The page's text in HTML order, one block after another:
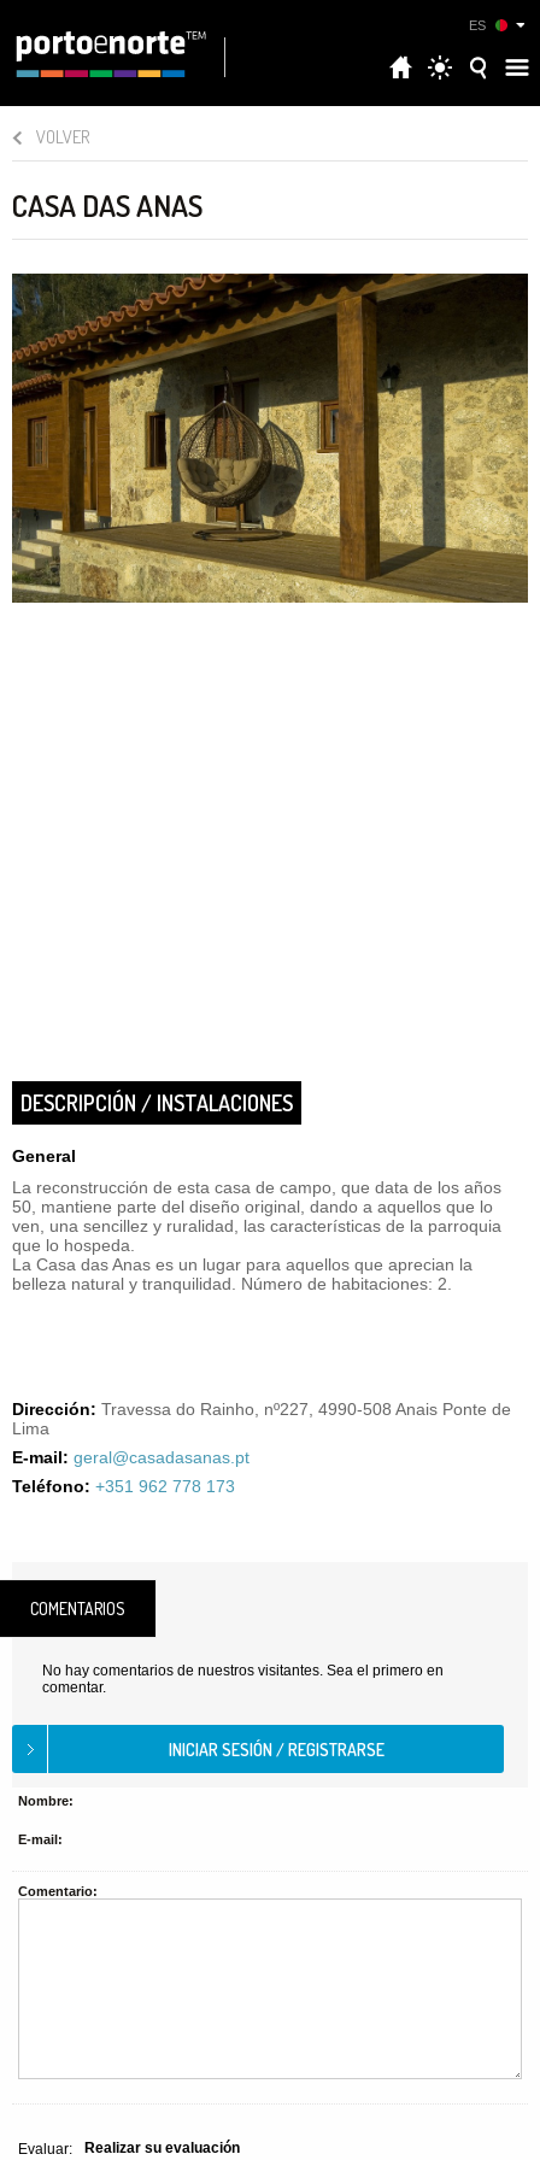
ES
VOLVER
CASA DAS ANAS
DESCRIPCIÓN / INSTALACIONES
General
La reconstrucción de esta casa de campo, que data de los años
50, mantiene parte del diseño original, dando a aquellos que lo
ven, una sencillez y ruralidad, las características de la parroquia
que lo hospeda.
La Casa das Anas es un lugar para aquellos que aprecian la
belleza natural y tranquilidad. Número de habitaciones: 2.
Dirección: Travessa do Rainho, nº227, 4990-508 Anais Ponte de
Lima
E-mail: geral@casadasanas.pt
Teléfono: +351 962 778 173
COMENTARIOS
No hay comentarios de nuestros visitantes. Sea el primero en
comentar.
Nombre:
E-mail:
Comentario:
Evaluar: Realizar su evaluación